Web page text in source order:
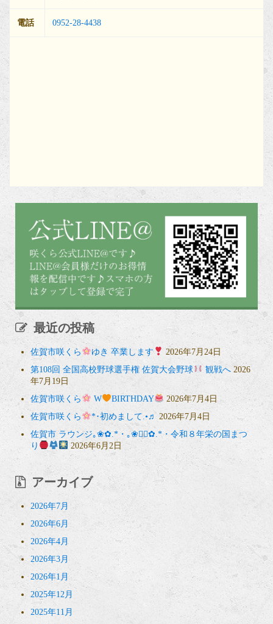
電話 0952-28-4438
最近の投稿
佐賀市咲くら ゆき 卒業します
2026年7月24日
第108回 全国高校野球選手権 佐賀大会野球
観戦へ 2026
年7月19日
佐賀市咲くら
W BIRTHDAY
2026年7月4日
佐賀市咲くら
*･初めまして.•♬ 2026年7月4日
佐賀市 ラウンジ｡❀✿.*・｡❀❁⃘✿.*・令和８年栄の国まつ
り
2026年6月2日
アーカイブ
2026年7月
2026年6月
2026年4月
2026年3月
2026年1月
2025年12月
2025年11月